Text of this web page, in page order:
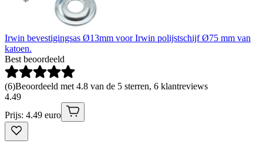
Irwin bevestigingsas Ø13mm voor Irwin polijstschijf Ø75 mm van
katoen.
Best beoordeeld
(6)Beoordeeld met 4.8 van de 5 sterren, 6 klantreviews
4.49
Prijs: 4.49 euro